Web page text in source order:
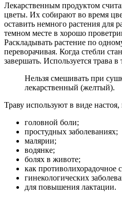
Лекарственным продуктом
цветы. Их собирают во время
оставить немного растения для
темном месте в хорошо
Раскладывать растение по
переворачивая. Когда стебли
завершать. Используется трава в
Нельзя смешивать при
лекарственный (желтый).
Траву используют в виде
головной боли;
простудных заболеваниях;
малярии;
водянке;
болях в животе;
как противолихорадочное
гинекологических
для повышения лактации.